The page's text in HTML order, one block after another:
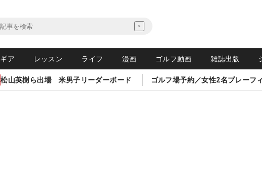
ギア レッスン ライフ 漫画 ゴルフ動画 雑誌出版
松山英樹ら出場 米男子リーダーボード ゴルフ場予約／女性2名プレーフ